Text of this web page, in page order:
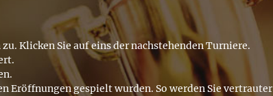
Klicken Sie auf eins der nachstehenden Turniere.
Eröffnungen gespielt wurden. So werden Sie vertrauter